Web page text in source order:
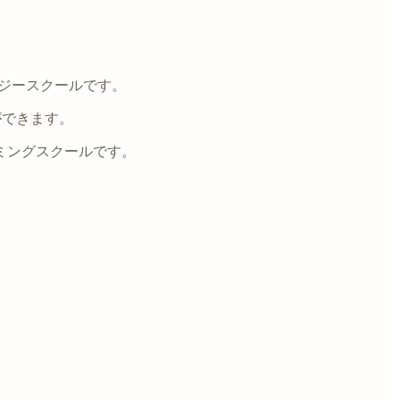
ースクールです。
きます。
グスクールです。